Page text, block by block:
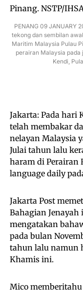
PENANG 09 JANUARY
tekong dan sembilan
Maritim Malaysia Pulau
perairan Malaysia pada
Kendi,
Jakarta: Pada hari
telah membakar
nelayan Malaysia
Julai tahun lalu
haram di Perairan
language daily
Jakarta Post
Bahagian Jenayah
mengatakan
pada bulan
tahun lalu namun
Khamis ini.
Mico